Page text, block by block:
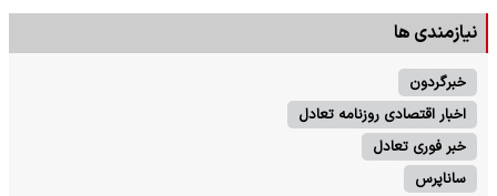
نیازمندی ها
خبرگردون
اخبار اقتصادی روزنامه تعادل
خبر فوری تعادل
ساناپرس